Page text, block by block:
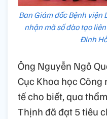
Ban Giám đốc Bệnh viện
nhận mã số đào tạo
Đinh
Ông Nguyễn Ngô
Cục Khoa học Công
tế cho biết, qua
Thịnh đã đạt 5 tiêu